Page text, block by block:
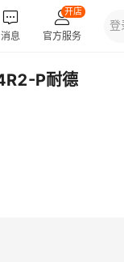
P耐德